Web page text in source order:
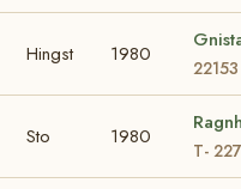
Hingst 1980
22153
Sto 1980
T-